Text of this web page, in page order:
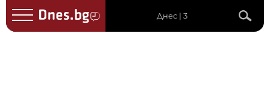
Днес | 3